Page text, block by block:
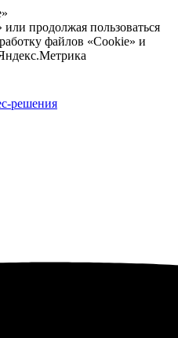
продолжая пользоваться
файлов «Cookie» и
решения